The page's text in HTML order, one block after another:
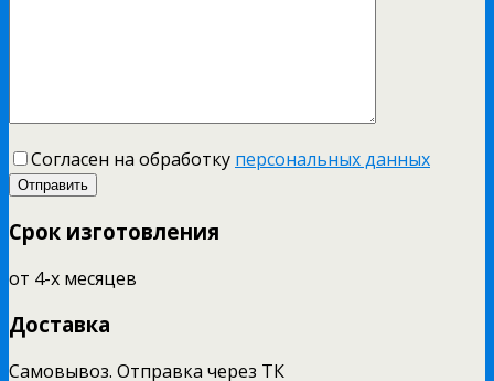
Согласен на обработку персональных данных
Срок изготовления
от 4-х месяцев
Доставка
Самовывоз. Отправка через ТК